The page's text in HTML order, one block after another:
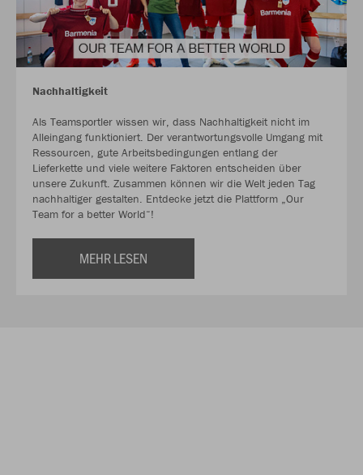
Nachhaltigkeit
Als Teamsportler wissen wir, dass Nachhaltigkeit nicht im
Alleingang funktioniert. Der verantwortungsvolle Umgang mit
Ressourcen, gute Arbeitsbedingungen entlang der
Lieferkette und viele weitere Faktoren entscheiden über
unsere Zukunft. Zusammen können wir die Welt jeden Tag
nachhaltiger gestalten. Entdecke jetzt die Plattform „Our
Team for a better World“!
MEHR LESEN